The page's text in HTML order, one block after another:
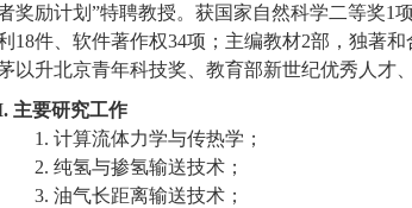
奖励计划”特聘教授。获国家自然科学二等奖1
18件、软件著作权34项；主编教材2部，独著和
以升北京青年科技奖、教育部新世纪优秀人才
主要研究工作
1. 计算流体力学与传热学；
2. 纯氢与掺氢输送技术；
3. 油气长距离输送技术；